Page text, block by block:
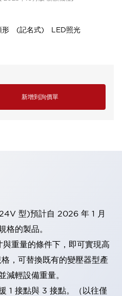
形 (記名式) LED照光
新增到詢價單
型)預計自 2026 年 1 月
格的製品。
重量的條件下，即可實現高
，可替換既有的變壓器型產
減輕設備重量。
1 接點與 3 接點。（以往僅